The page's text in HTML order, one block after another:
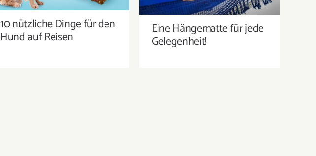
10 nützliche Dinge für den
Hund auf Reisen Eine Hängematte für jede
Gelegenheit!